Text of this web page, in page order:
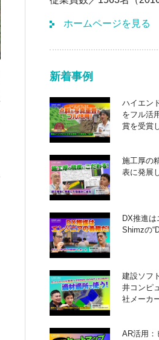
ホームページを見る
新着事例
ハイエン
をフル活
賞を受賞
施工厚の
表に発展
DX推進は
Shimzの
建設ソフ
井コンピ
社メーカ
AR活用：